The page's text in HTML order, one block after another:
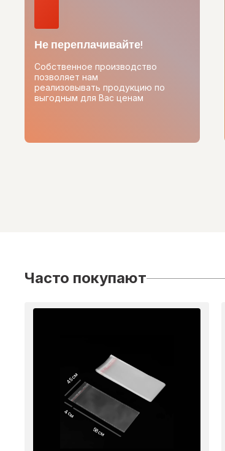
Не переплачивайте!
Собственное производство
позволяет нам
реализовывать продукцию по
выгодным для Вас ценам
Часто покупают
45 см
4 см
58 см